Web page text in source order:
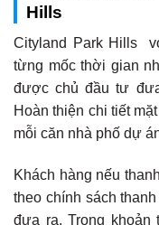
Hills
Cityland Park Hills
từng mốc thời gian
được chủ đầu tư
Hoàn thiện chi tiết
mỗi căn nhà phố dự
Khách hàng nếu
theo chính sách
đưa ra. Trong khoản